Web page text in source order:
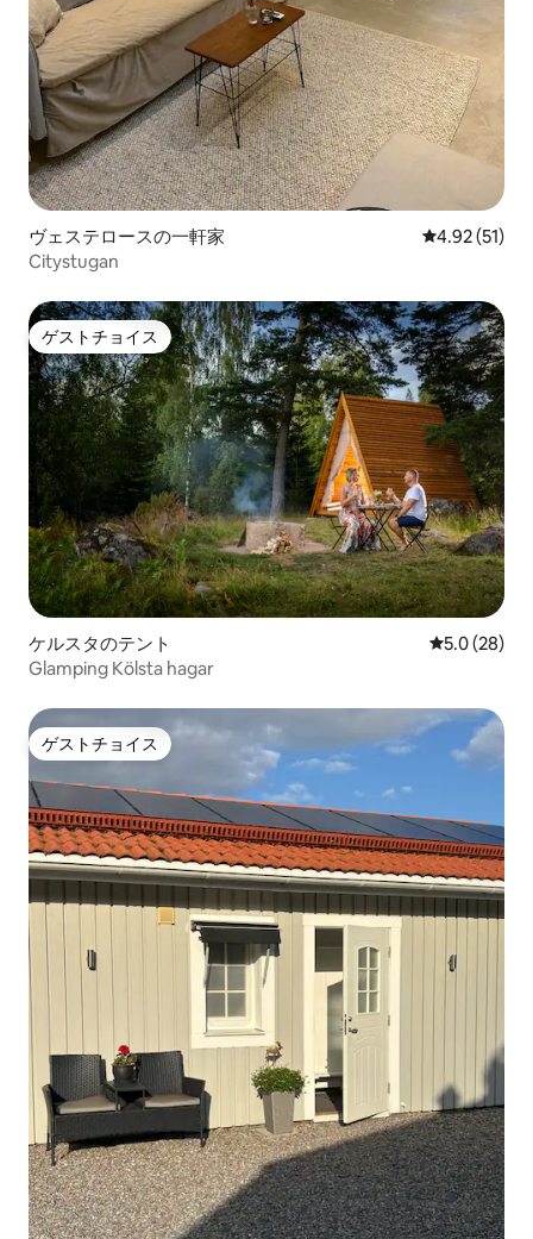
ヴェステロースの一軒家 レビュー51
4.92 (51)
Citystugan
ゲストチョイス
ゲストチョイス
ケルスタのテント レビュー28
5.0 (28)
Glamping Kölsta hagar
ゲストチョイス
ゲストチョイス